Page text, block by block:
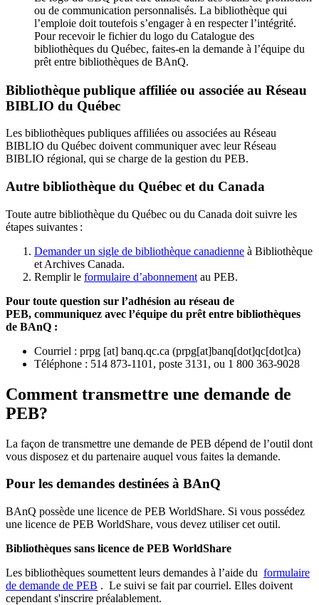
ou de communication personnalisés. La bibliothèque qui
l’emploie doit toutefois s’engager à en respecter l’intégrité.
Pour recevoir le fichier du logo du Catalogue des
bibliothèques du Québec, faites-en la demande à l’équipe du
prêt entre bibliothèques de BAnQ.
Bibliothèque publique affiliée ou associée au Réseau
BIBLIO du Québec
Les bibliothèques publiques affiliées ou associées au Réseau
BIBLIO du Québec doivent communiquer avec leur Réseau
BIBLIO régional, qui se charge de la gestion du PEB.
Autre bibliothèque du Québec et du Canada
Toute autre bibliothèque du Québec ou du Canada doit suivre les
étapes suivantes :
Demander un sigle de bibliothèque canadienne à Bibliothèque
et Archives Canada.
Remplir le formulaire d’abonnement au PEB.
Pour toute question sur l’adhésion au réseau de
PEB, communiquez avec l’équipe du prêt entre bibliothèques
de BAnQ :
Courriel : prpg [at] banq.qc.ca (prpg[at]banq[dot]qc[dot]ca)
Téléphone : 514 873-1101, poste 3131, ou 1 800 363-9028
Comment transmettre une demande de
PEB?
La façon de transmettre une demande de PEB dépend de l’outil dont
vous disposez et du partenaire auquel vous faites la demande.
Pour les demandes destinées à BAnQ
BAnQ possède une licence de PEB WorldShare. Si vous possédez
une licence de PEB WorldShare, vous devez utiliser cet outil.
Bibliothèques sans licence de PEB WorldShare
Les bibliothèques soumettent leurs demandes à l’aide du formulaire
de demande de PEB . Le suivi se fait par courriel. Elles doivent
cependant s'inscrire préalablement.